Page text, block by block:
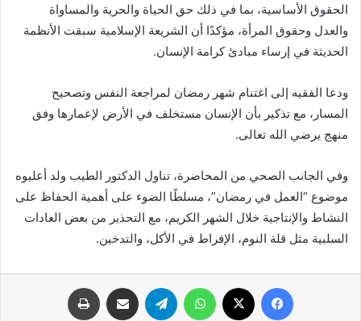
الحقوق الأساسية، بما في ذلك حق الحياة والحرية والمساواة
والعدل وحقوق المرأة، مؤكدًا أن الشريعة الإسلامية سبقت الأنظمة
الحديثة في إرساء مبادئ كرامة الإنسان.
ودعا الفقيه إلى اغتنام شهر رمضان لمراجعة النفس وتصحيح
المسار، مع تذكير بأن الإنسان مستخلف في الأرض لإعمارها وفق
منهج يرضي الله تعالى.
وفي الجانب الصحي من المحاضرة، تناول الدكتور الطيب ولد أعليوه
موضوع “العمل في رمضان”، مسلطًا الضوء على أهمية الحفاظ على
النشاط والإنتاجية خلال الشهر الكريم، مع التحذير من بعض العادات
السلبية مثل قلة النوم، الإفراط في الأكل، والتدخين.
فيسبوك واتساب تيلقرام مشاركة عبر البريد